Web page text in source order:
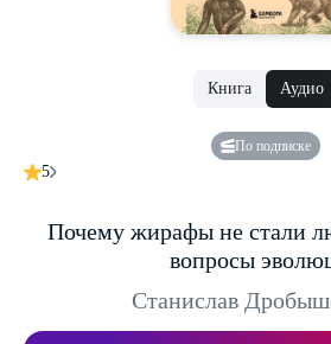
Книга Аудио
По подписке
5
Почему жирафы не стали
вопросы
Станислав